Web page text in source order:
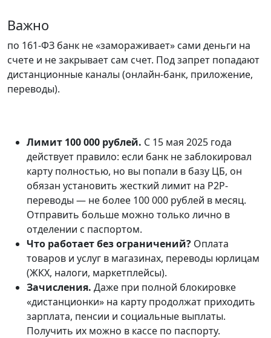
Важно
по 161-ФЗ банк не «замораживает» сами деньги на
счете и не закрывает сам счет. Под запрет попадают
дистанционные каналы (онлайн-банк, приложение,
переводы).
Лимит 100 000 рублей. С 15 мая 2025 года
действует правило: если банк не заблокировал
карту полностью, но вы попали в базу ЦБ, он
обязан установить жесткий лимит на P2P-
переводы — не более 100 000 рублей в месяц.
Отправить больше можно только лично в
отделении с паспортом.
Что работает без ограничений? Оплата
товаров и услуг в магазинах, переводы юрлицам
(ЖКХ, налоги, маркетплейсы).
Зачисления. Даже при полной блокировке
«дистанционки» на карту продолжат приходить
зарплата, пенсии и социальные выплаты.
Получить их можно в кассе по паспорту.